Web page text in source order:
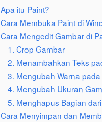
Apa itu Paint?
Cara Membuka Paint di
Cara Mengedit Gambar di
1. Crop Gambar
2. Menambahkan Teks
3. Mengubah Warna
4. Mengubah Ukuran
5. Menghapus Bagian
Cara Menyimpan dan